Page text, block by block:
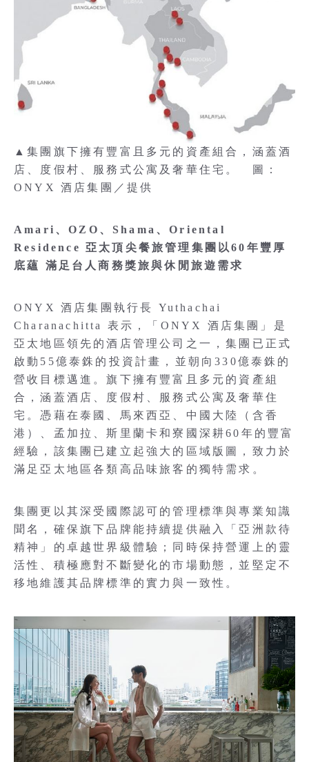
▲集團旗下擁有豐富且多元的資產組合，涵蓋酒
店、度假村、服務式公寓及奢華住宅。 圖：
ONYX 酒店集團／提供
Amari、OZO、Shama、Oriental
Residence 亞太頂尖餐旅管理集團以60年豐厚
底蘊 滿足台人商務獎旅與休閒旅遊需求
ONYX 酒店集團執行長 Yuthachai
Charanachitta 表示，「ONYX 酒店集團」是
亞太地區領先的酒店管理公司之一，集團已正式
啟動55億泰銖的投資計畫，並朝向330億泰銖的
營收目標邁進。旗下擁有豐富且多元的資產組
合，涵蓋酒店、度假村、服務式公寓及奢華住
宅。憑藉在泰國、馬來西亞、中國大陸（含香
港）、孟加拉、斯里蘭卡和寮國深耕60年的豐富
經驗，該集團已建立起強大的區域版圖，致力於
滿足亞太地區各類高品味旅客的獨特需求。
集團更以其深受國際認可的管理標準與專業知識
聞名，確保旗下品牌能持續提供融入「亞洲款待
精神」的卓越世界級體驗；同時保持營運上的靈
活性、積極應對不斷變化的市場動態，並堅定不
移地維護其品牌標準的實力與一致性。